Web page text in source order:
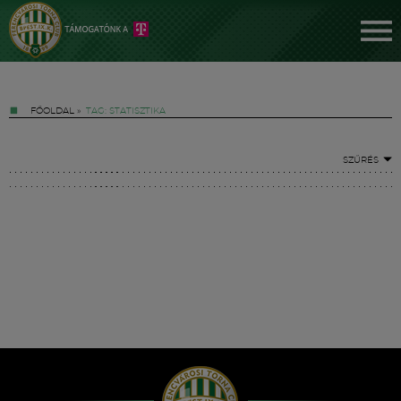
FŐOLDAL » TAG: STATISZTIKA
SZŰRÉS
Hírek